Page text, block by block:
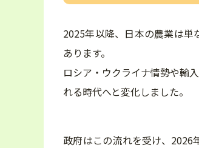
2025年以降、日本の農業は単
あります。
ロシア・ウクライナ情勢や輸
れる時代へと変化しました。
政府はこの流れを受け、2026